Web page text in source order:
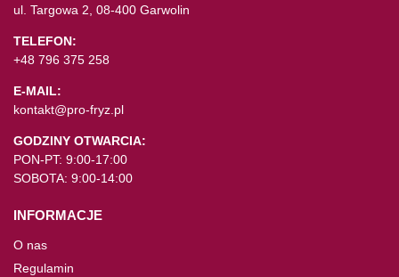
ul. Targowa 2, 08-400 Garwolin
TELEFON:
+48 796 375 258
E-MAIL:
kontakt@pro-fryz.pl
GODZINY OTWARCIA:
PON-PT: 9:00-17:00
SOBOTA: 9:00-14:00
INFORMACJE
O nas
Regulamin